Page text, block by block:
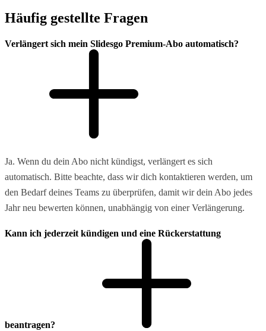
Häufig gestellte Fragen
Verlängert sich mein Slidesgo Premium-Abo automatisch?
Ja. Wenn du dein Abo nicht kündigst, verlängert es sich
automatisch. Bitte beachte, dass wir dich kontaktieren werden, um
den Bedarf deines Teams zu überprüfen, damit wir dein Abo jedes
Jahr neu bewerten können, unabhängig von einer Verlängerung.
Kann ich jederzeit kündigen und eine Rückerstattung
beantragen?